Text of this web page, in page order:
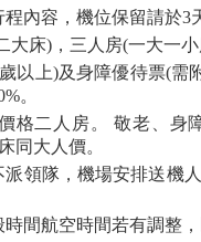
內容，機位保留請於3
大床)，三人房(一大一
以上)及身障優待票(需
。
格二人房。 敬老、身
同大人價。
派領隊，機場安排送機
間航空時間若有調整